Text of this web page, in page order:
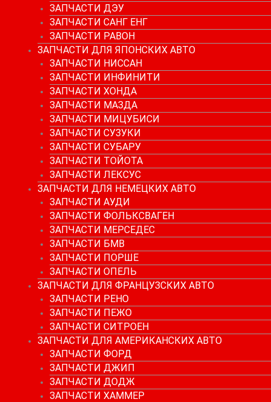
ЗАПЧАСТИ ДЭУ
ЗАПЧАСТИ САНГ ЕНГ
ЗАПЧАСТИ РАВОН
ЗАПЧАСТИ ДЛЯ ЯПОНСКИХ АВТО
ЗАПЧАСТИ НИССАН
ЗАПЧАСТИ ИНФИНИТИ
ЗАПЧАСТИ ХОНДА
ЗАПЧАСТИ МАЗДА
ЗАПЧАСТИ МИЦУБИСИ
ЗАПЧАСТИ СУЗУКИ
ЗАПЧАСТИ СУБАРУ
ЗАПЧАСТИ ТОЙОТА
ЗАПЧАСТИ ЛЕКСУС
ЗАПЧАСТИ ДЛЯ НЕМЕЦКИХ АВТО
ЗАПЧАСТИ АУДИ
ЗАПЧАСТИ ФОЛЬКСВАГЕН
ЗАПЧАСТИ МЕРСЕДЕС
ЗАПЧАСТИ БМВ
ЗАПЧАСТИ ПОРШЕ
ЗАПЧАСТИ ОПЕЛЬ
ЗАПЧАСТИ ДЛЯ ФРАНЦУЗСКИХ АВТО
ЗАПЧАСТИ РЕНО
ЗАПЧАСТИ ПЕЖО
ЗАПЧАСТИ СИТРОЕН
ЗАПЧАСТИ ДЛЯ АМЕРИКАНСКИХ АВТО
ЗАПЧАСТИ ФОРД
ЗАПЧАСТИ ДЖИП
ЗАПЧАСТИ ДОДЖ
ЗАПЧАСТИ ХАММЕР